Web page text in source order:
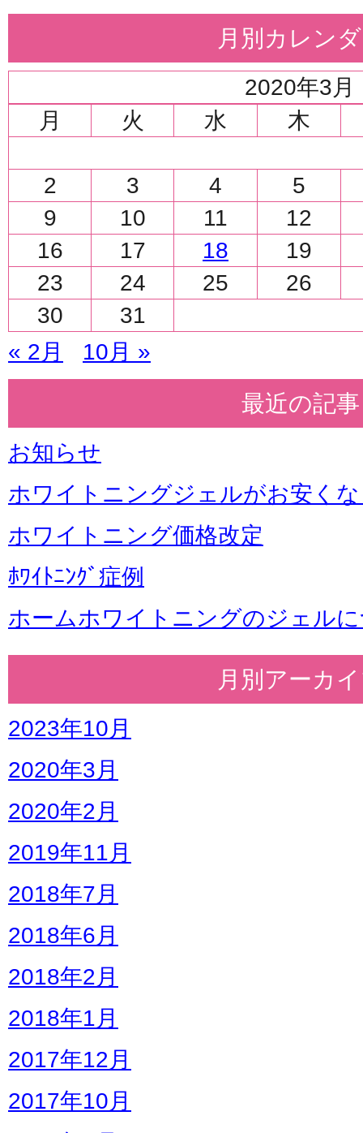
月別カレン
2020年3月
月
火 水 木
2 3 4
5
9
10 11
12
16
17 18
19
23
24 25
26
30
31
« 2月 10月 »
最近の記事
お知らせ
ホワイトニングジェルがお安く
ホワイトニング価格改定
ﾎﾜｲﾄﾆﾝｸﾞ症例
ホームホワイトニングのジェル
月別アーカ
2023年10月
2020年3月
2020年2月
2019年11月
2018年7月
2018年6月
2018年2月
2018年1月
2017年12月
2017年10月